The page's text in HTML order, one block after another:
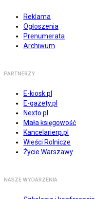
Reklama
Ogłoszenia
Prenumerata
Archiwum
PARTNERZY
E-kiosk.pl
E-gazety.pl
Nexto.pl
Mała księgowość
Kancelarierp.pl
Wieści Rolnicze
Życie Warszawy
NASZE WYDARZENIA